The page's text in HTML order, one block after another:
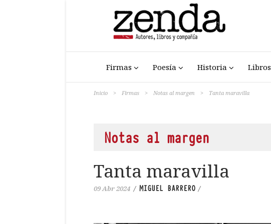
Firmas Poesía Historia Libros
Inicio > Firmas > Notas al margen > Tanta maravilla
Notas al margen
Tanta maravilla
09 Abr 2024 / MIGUEL BARRERO /